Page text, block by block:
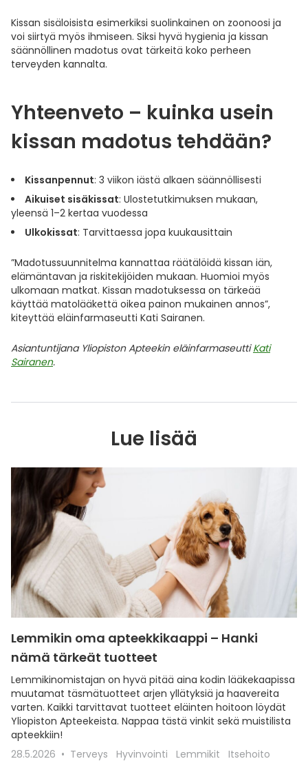
Kissan sisäloisista esimerkiksi suolinkainen on zoonoosi ja
voi siirtyä myös ihmiseen. Siksi hyvä hygienia ja kissan
säännöllinen madotus ovat tärkeitä koko perheen
terveyden kannalta.
Yhteenveto – kuinka usein
kissan madotus tehdään?
Kissanpennut: 3 viikon iästä alkaen säännöllisesti
Aikuiset sisäkissat: Ulostetutkimuksen mukaan,
yleensä 1–2 kertaa vuodessa
Ulkokissat: Tarvittaessa jopa kuukausittain
”Madotussuunnitelma kannattaa räätälöidä kissan iän,
elämäntavan ja riskitekijöiden mukaan. Huomioi myös
ulkomaan matkat. Kissan madotuksessa on tärkeää
käyttää matolääkettä oikea painon mukainen annos”,
kiteyttää eläinfarmaseutti Kati Sairanen.
Asiantuntijana Yliopiston Apteekin eläinfarmaseuttiKati
Sairanen.
Lue lisää
Lemmikin oma apteekkikaappi – Hanki
nämä tärkeät tuotteet
Lemmikinomistajan on hyvä pitää aina kodin lääkekaapissa
muutamat täsmätuotteet arjen yllätyksiä ja haavereita
varten. Kaikki tarvittavat tuotteet eläinten hoitoon löydät
Yliopiston Apteekeista. Nappaa tästä vinkit sekä muistilista
apteekkiin!
28.5.2026
Terveys Hyvinvointi Lemmikit Itsehoito